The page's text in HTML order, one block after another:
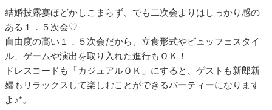
結婚披露宴ほどかしこまらず、でも二次会よりはしっかり感の
ある１．５次会♡
自由度の高い１．５次会だから、立食形式やビュッフェスタイ
ル、ゲームや演出を取り入れた進行もＯＫ！
ドレスコードも「カジュアルＯＫ」にすると、ゲストも新郎新
婦もリラックスして楽しむことができるパーティーになります
よ♪*。